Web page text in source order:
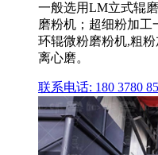
一般选用LM立式辊
磨粉机；超细粉加
环辊微粉磨粉机,粗
离心磨。
联系电话: 180 3780